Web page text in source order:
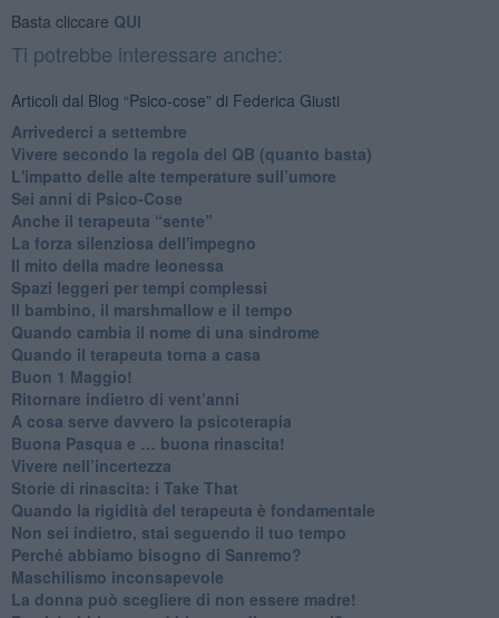
Basta cliccare QUI
Ti potrebbe interessare anche:
Articoli dal Blog “Psico-cose” di Federica Giusti
​Arrivederci a settembre
​Vivere secondo la regola del QB (quanto basta)
​L'impatto delle alte temperature sull’umore
Sei anni di Psico-Cose
​Anche il terapeuta “sente”
​La forza silenziosa dell'impegno
​Il mito della madre leonessa
Spazi leggeri per tempi complessi
Il bambino, il marshmallow e il tempo
​Quando cambia il nome di una sindrome
​Quando il terapeuta torna a casa
​Buon 1 Maggio!
Ritornare indietro di vent’anni
​A cosa serve davvero la psicoterapia
​Buona Pasqua e … buona rinascita!
​Vivere nell’incertezza
​Storie di rinascita: i Take That
​Quando la rigidità del terapeuta è fondamentale
​Non sei indietro, stai seguendo il tuo tempo
​Perché abbiamo bisogno di Sanremo?
​Maschilismo inconsapevole
​La donna può scegliere di non essere madre!